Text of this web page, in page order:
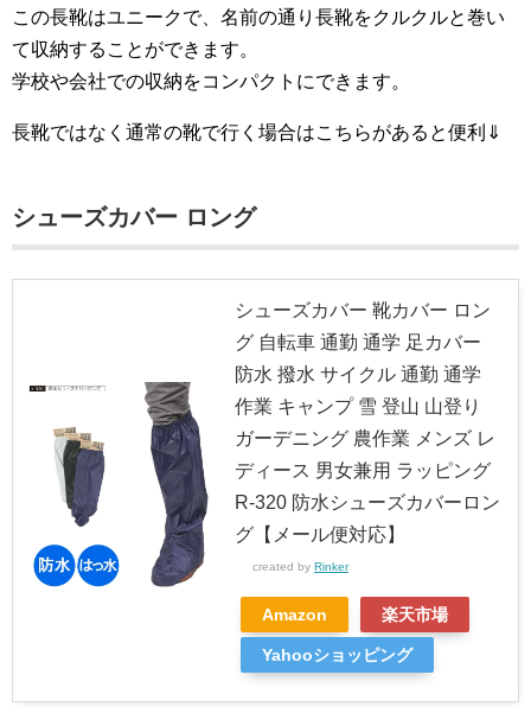
この長靴はユニークで、名前の通り長靴をクルクルと巻い
て収納することができます。
学校や会社での収納をコンパクトにできます。
長靴ではなく通常の靴で行く場合はこちらがあると便利⇓
シューズカバー ロング
シューズカバー 靴カバー ロン
グ 自転車 通勤 通学 足カバー
防水 撥水 サイクル 通勤 通学
作業 キャンプ 雪 登山 山登り
ガーデニング 農作業 メンズ レ
ディース 男女兼用 ラッピング
R-320 防水シューズカバーロン
グ【メール便対応】
created by Rinker
Amazon 楽天市場
Yahooショッピング